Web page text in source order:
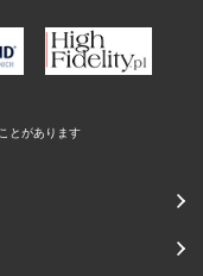
とがあります